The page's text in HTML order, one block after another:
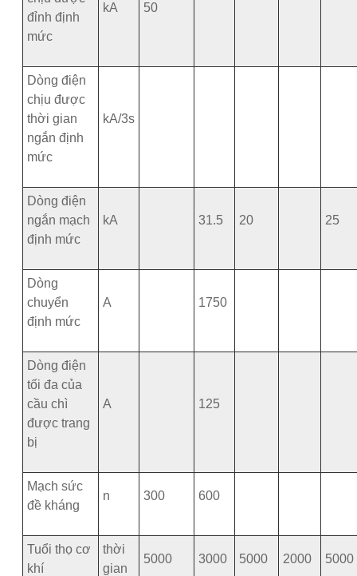
đỉnh định
mức
kA 50
Dòng điện
chịu được
thời gian
ngắn định
mức
kA/3s
Dòng điện
ngắn mạch
định mức
kA 31.5 20 25
Dòng
chuyển
định mức
A 1750
Dòng điện
tối đa của
cầu chì
được trang
bị
A 125
Mạch sức
đề kháng
n 300 600
Tuổi thọ cơ
khí
thời
gian
5000 3000 5000 2000 5000